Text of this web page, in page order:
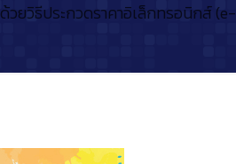
วยวิธีประกวดราคาอิเล็กทรอนิกส์ (e-